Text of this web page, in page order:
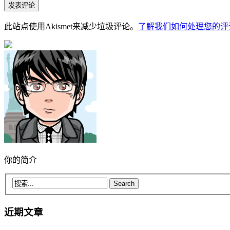
此站点使用Akismet来减少垃圾评论。 了解我们如何处理您的
你的简介
近期文章